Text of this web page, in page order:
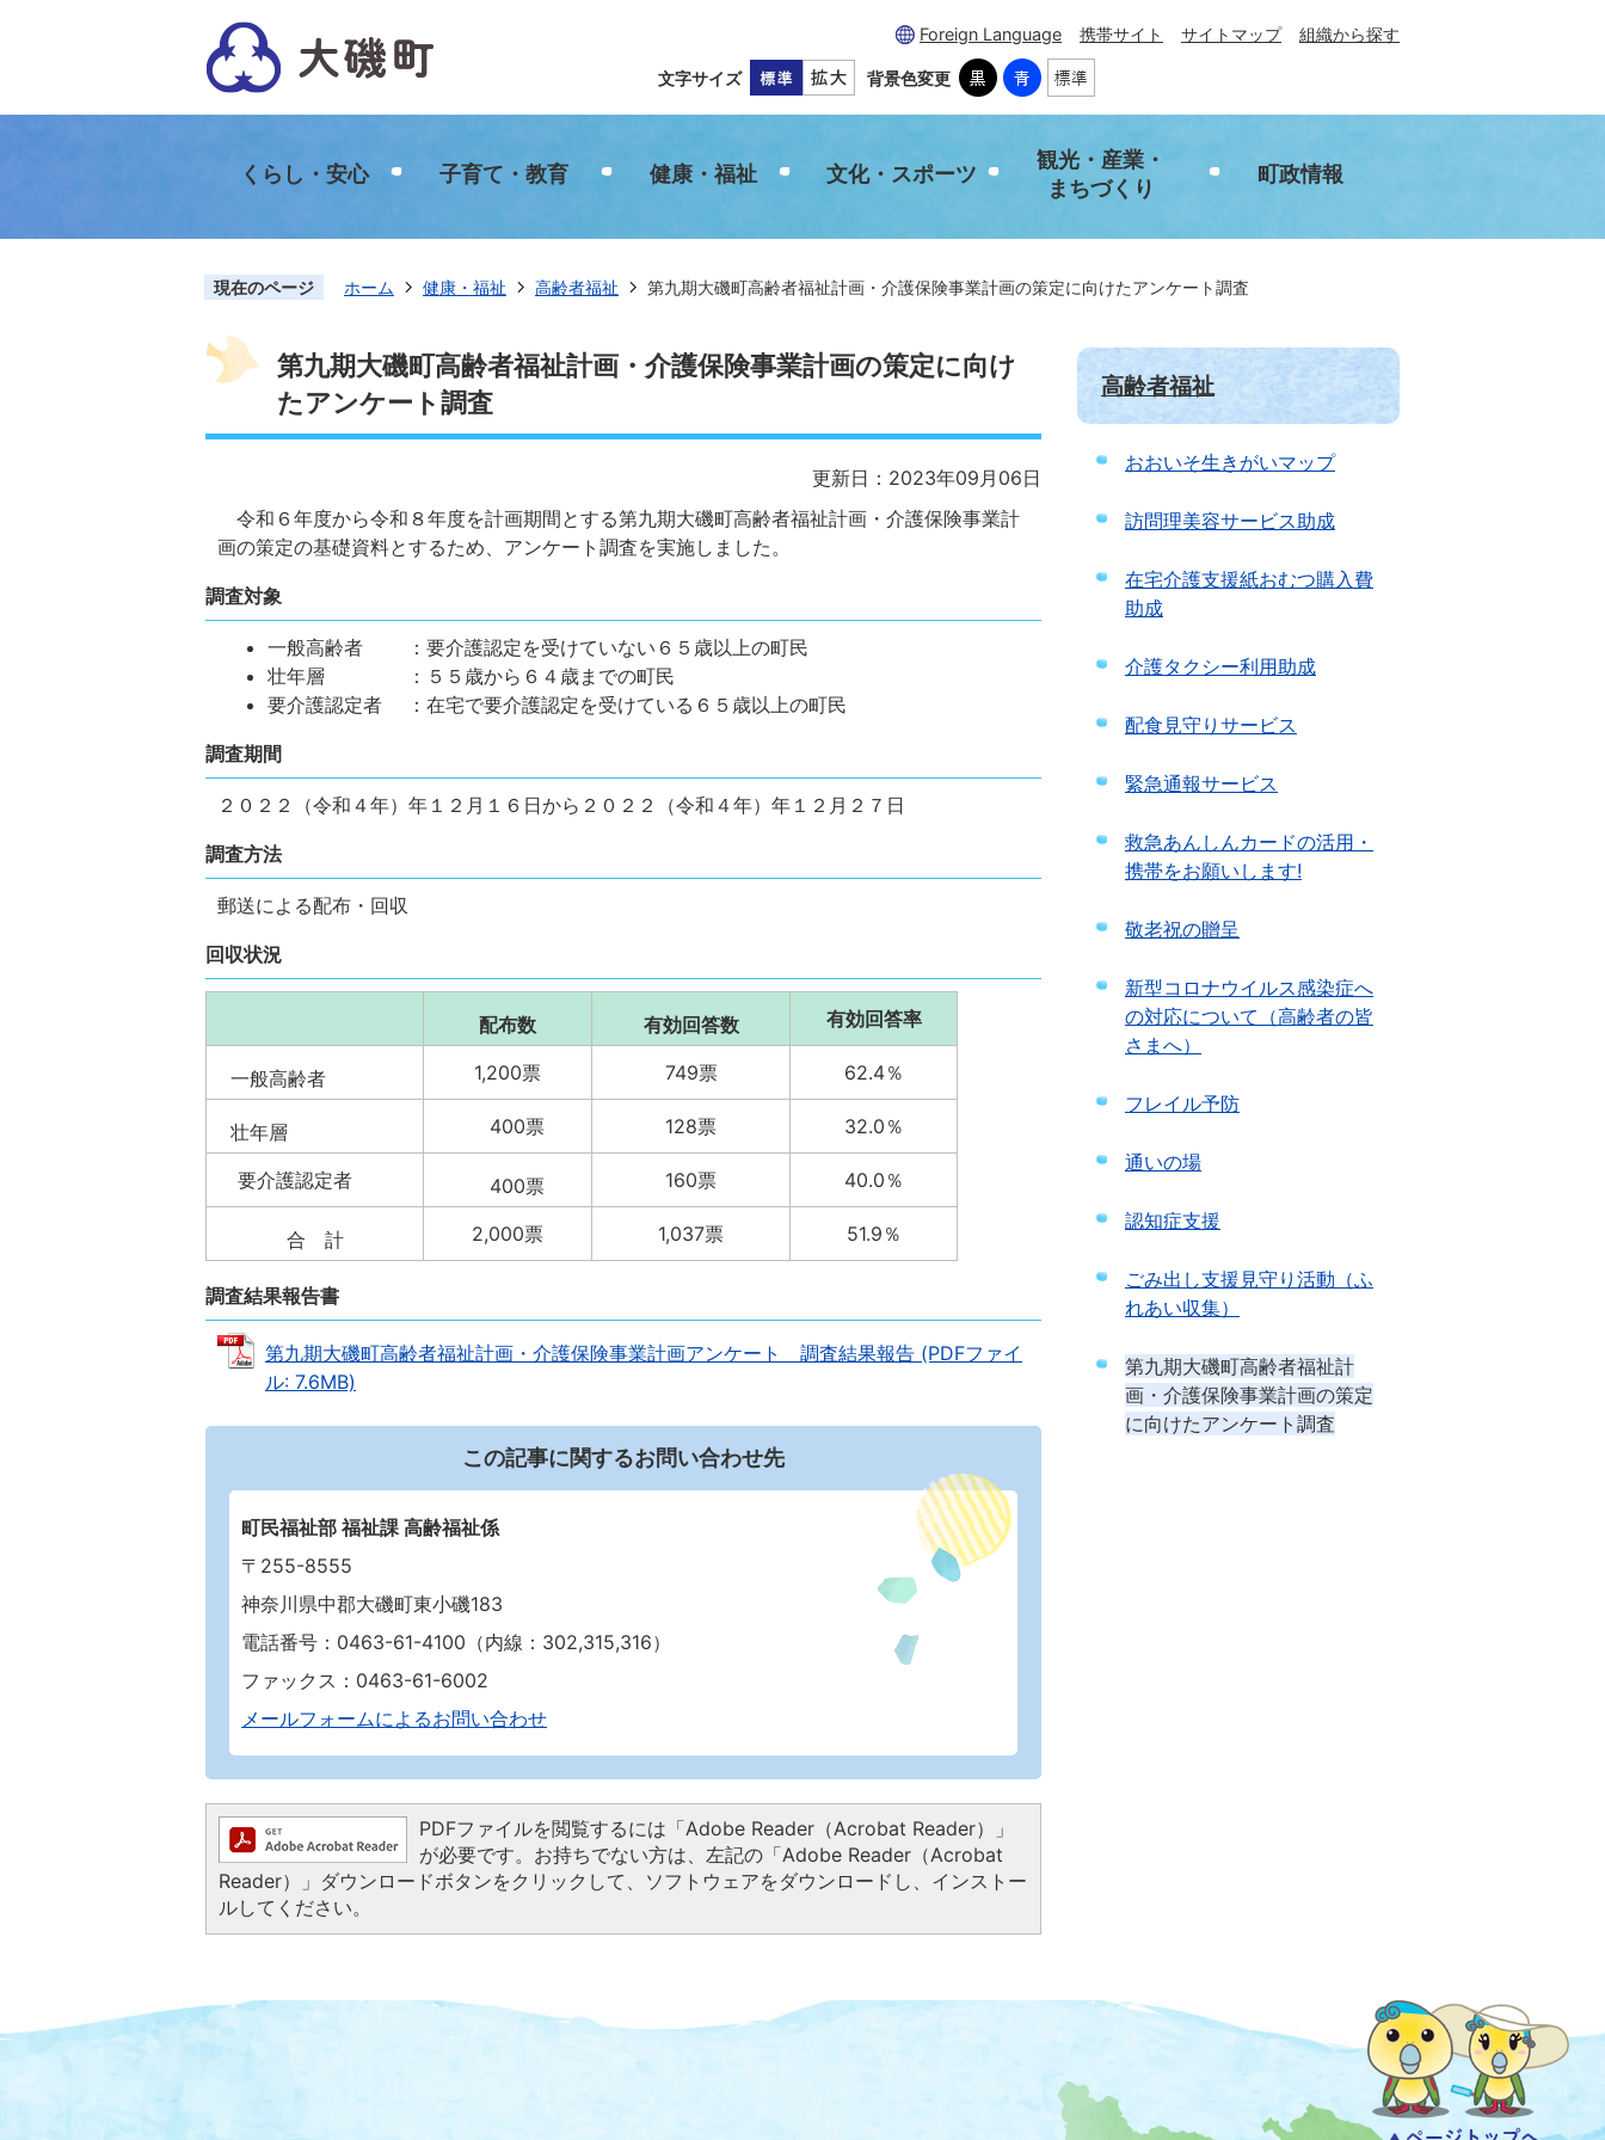
Foreign Language 携帯サイト サイトマップ 組織から探す
文字サイズ 背景色変更
くらし・安心 子育て・教育 健康・福祉 文化・スポーツ
観光・産業・
まちづくり
町政情報
現在のページ ホーム 健康・福祉 高齢者福祉 第九期大磯町高齢者福祉計画・介護保険事業計画の策定に向けたアンケート調査
第九期大磯町高齢者福祉計画・介護保険事業計画の策定に向け
たアンケート調査
更新日：2023年09月06日
令和６年度から令和８年度を計画期間とする第九期大磯町高齢者福祉計画・介護保険事業計
画の策定の基礎資料とするため、アンケート調査を実施しました。
調査対象
一般高齢者 ：要介護認定を受けていない６５歳以上の町民
壮年層 ：５５歳から６４歳までの町民
要介護認定者 ：在宅で要介護認定を受けている６５歳以上の町民
調査期間
２０２２（令和４年）年１２月１６日から２０２２（令和４年）年１２月２７日
調査方法
郵送による配布・回収
回収状況
配布数 有効回答数 有効回答率
一般高齢者 1,200票 749票 62.4％
壮年層 400票 128票 32.0％
要介護認定者 400票 160票 40.0％
合 計 2,000票 1,037票 51.9％
調査結果報告書
第九期大磯町高齢者福祉計画・介護保険事業計画アンケート 調査結果報告 (PDFファイ
ル: 7.6MB)
この記事に関するお問い合わせ先
町民福祉部 福祉課 高齢福祉係
〒255-8555
神奈川県中郡大磯町東小磯183
電話番号：0463-61-4100（内線：302,315,316）
ファックス：0463-61-6002
メールフォームによるお問い合わせ
PDFファイルを閲覧するには「Adobe Reader（Acrobat Reader）」
が必要です。お持ちでない方は、左記の「Adobe Reader（Acrobat
Reader）」ダウンロードボタンをクリックして、ソフトウェアをダウンロードし、インストー
ルしてください。
高齢者福祉
おおいそ生きがいマップ
訪問理美容サービス助成
在宅介護支援紙おむつ購入費
助成
介護タクシー利用助成
配食見守りサービス
緊急通報サービス
救急あんしんカードの活用・
携帯をお願いします!
敬老祝の贈呈
新型コロナウイルス感染症へ
の対応について（高齢者の皆
さまへ）
フレイル予防
通いの場
認知症支援
ごみ出し支援見守り活動（ふ
れあい収集）
第九期大磯町高齢者福祉計
画・介護保険事業計画の策定
に向けたアンケート調査